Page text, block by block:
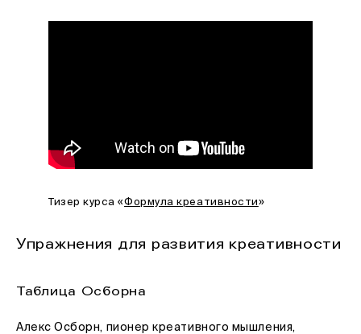
Тизер курса «Формула креативности»
Упражнения для развития креативности
Таблица Осборна
Алекс Осборн, пионер креативного мышления,